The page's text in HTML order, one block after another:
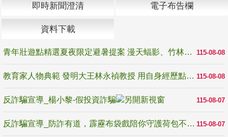
即時新聞澄清 電子布告欄
資料下載
115-08-08
青年壯遊點精選夏夜限定避暑提案 漫天蝠影、竹林尋蛙、茶香夜觀 邀青年暮色出發
115-08-08
教育家人物典範 發明大王林永禎教授 用自身經歷點亮學生的路
115-08-07
反詐騙宣導_楊小黎-假投資詐騙
115-08-07
反詐騙宣導_防詐有道，霹靂布袋戲陪你守護荷包不受騙